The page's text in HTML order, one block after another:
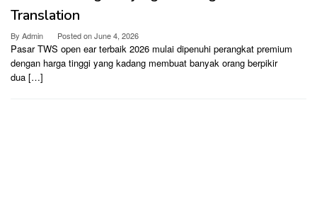
Translation
By Admin Posted onJune 4, 2026
Pasar TWS open ear terbaik 2026 mulai dipenuhi perangkat premium
dengan harga tinggi yang kadang membuat banyak orang berpikir
dua […]